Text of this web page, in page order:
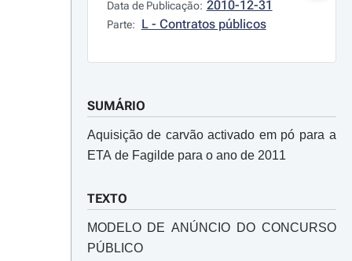
Data de Publicação: 2010-12-31
Parte: L - Contratos públicos
SUMÁRIO
Aquisição de carvão activado em pó para a
ETA de Fagilde para o ano de 2011
TEXTO
MODELO DE ANÚNCIO DO CONCURSO
PÚBLICO